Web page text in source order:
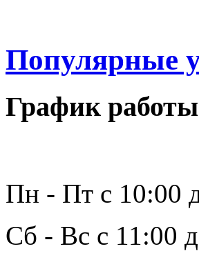
Популярные
График
Пн - Пт с 10:00
Сб - Вс с 11:00